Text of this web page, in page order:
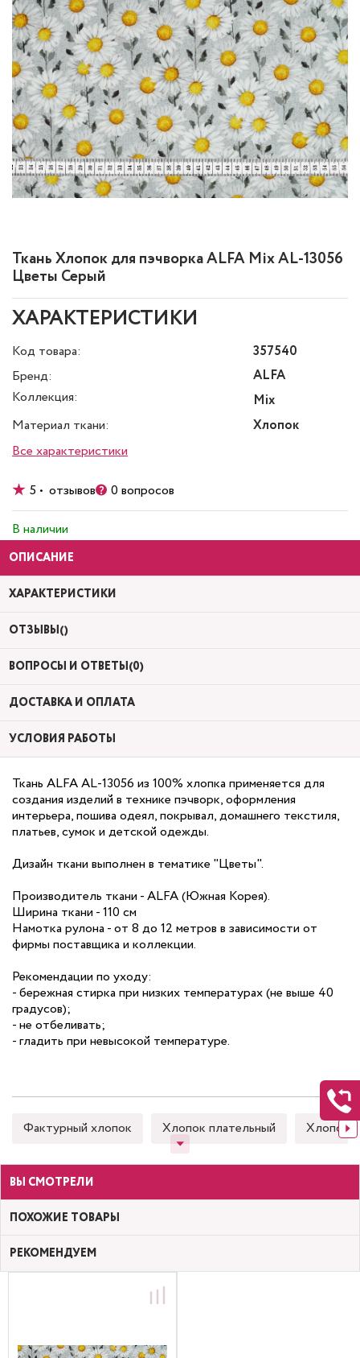
Ткань Хлопок для пэчворка ALFA Mix AL-13056
Цветы Серый
ХАРАКТЕРИСТИКИ
Код товара:
357540
Бренд:
ALFA
Коллекция:
Mix
Материал ткани:
Хлопок
Все характеристики
5 • отзывов 0 вопросов
В наличии
ОПИСАНИЕ
ХАРАКТЕРИСТИКИ
ОТЗЫВЫ()
ВОПРОСЫ И ОТВЕТЫ(0)
ДОСТАВКА И ОПЛАТА
УСЛОВИЯ РАБОТЫ
Ткань ALFA AL-13056 из 100% хлопка применяется для
создания изделий в технике пэчворк, оформления
интерьера, пошива одеял, покрывал, домашнего текстиля,
платьев, сумок и детской одежды.
Дизайн ткани выполнен в тематике "Цветы".
Производитель ткани - ALFA (Южная Корея).
Ширина ткани - 110 см
Намотка рулона - от 8 до 12 метров в зависимости от
фирмы поставщика и коллекции.
Рекомендации по уходу:
- бережная стирка при низких температурах (не выше 40
градусов);
- не отбеливать;
- гладить при невысокой температуре.
Фактурный хлопок Хлопок плательный Хлопок
ВЫ СМОТРЕЛИ
ПОХОЖИЕ ТОВАРЫ
РЕКОМЕНДУЕМ